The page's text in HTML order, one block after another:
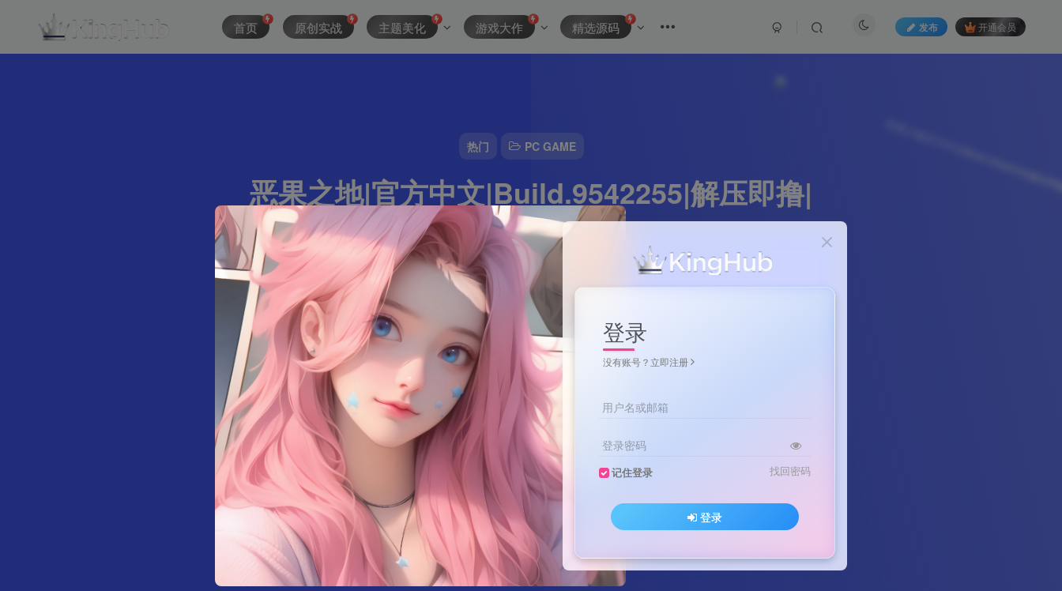
热门 PC GAME
恶果之地|官方中文|Build.9542255|解压即撸|
489字 3分钟 2024-10-10 资源主理人 该作者已发布15265篇文章
首页 原创实战 主题美化 游戏大作 精选源码 发布 开通会员
登录
没有账号？立即注册
用户名或邮箱
登录密码
记住登录 找回密码
登录